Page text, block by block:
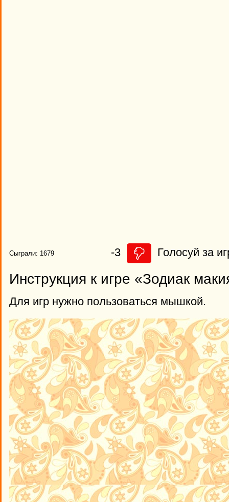
Сыграли: 1679 -3 Голосуй за
Инструкция к игре «Зодиак
Для игр нужно пользоваться мышкой.